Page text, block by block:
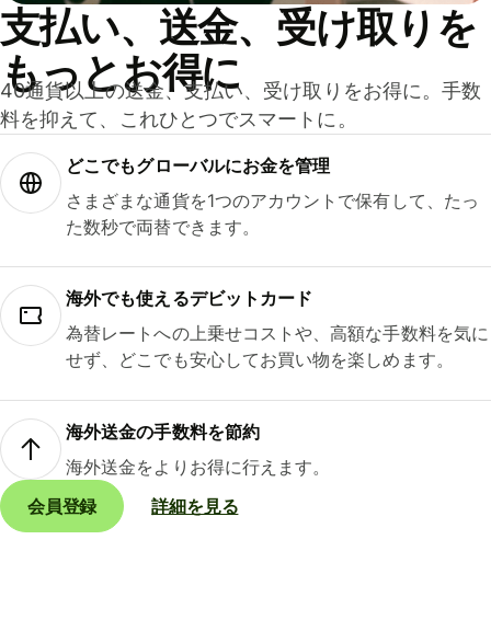
支払い、送金、受け取りを
もっとお得に
40通貨以上の送金、支払い、受け取りをお得に。手数
料を抑えて、これひとつでスマートに。
どこでもグ⁠ロ⁠ー⁠バ⁠ルにお金を管理
さまざまな通貨を1つのアカウントで保有して、たっ
た数秒で両替できます。
海外でも使えるデビットカード
為替レートへの上乗せコストや、高額な手数料を気に
せず、どこでも安心してお買い物を楽しめます。
海外送金の手数料を節約
海外送金をよりお得に行えます。
会員登録
詳細を見る